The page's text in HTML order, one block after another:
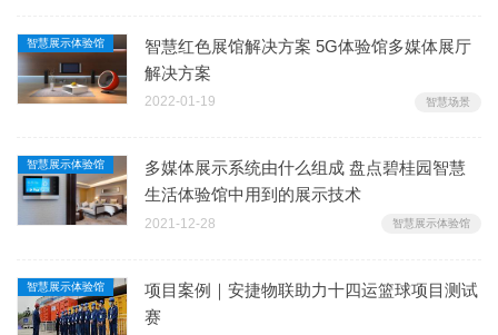
智慧展示体验馆
智慧红色展馆解决方案 5G体验馆多媒体展厅
解决方案
2022-01-19 智慧场景
智慧展示体验馆
多媒体展示系统由什么组成 盘点碧桂园智慧
生活体验馆中用到的展示技术
2021-12-28 智慧展示体验馆
智慧展示体验馆
项目案例｜安捷物联助力十四运篮球项目测试
赛